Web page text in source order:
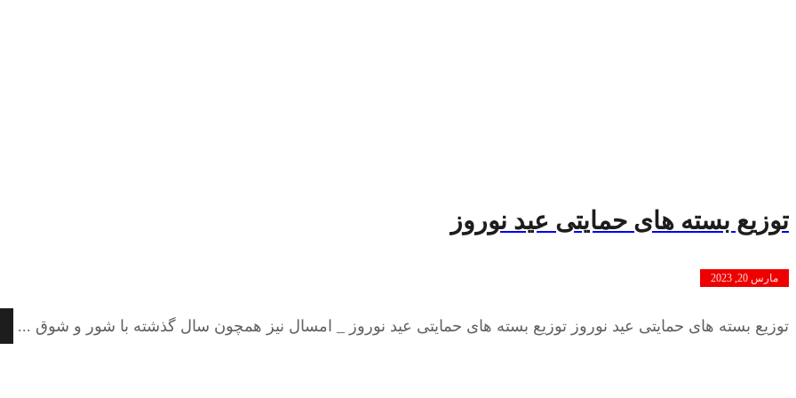
توزیع بسته های حمایتی عید نوروز
مارس 20, 2023
توزیع بسته های حمایتی عید نوروز توزیع بسته های حمایتی عید نوروز _ امسال نیز همچون سال گذشته با شور و شوق ...